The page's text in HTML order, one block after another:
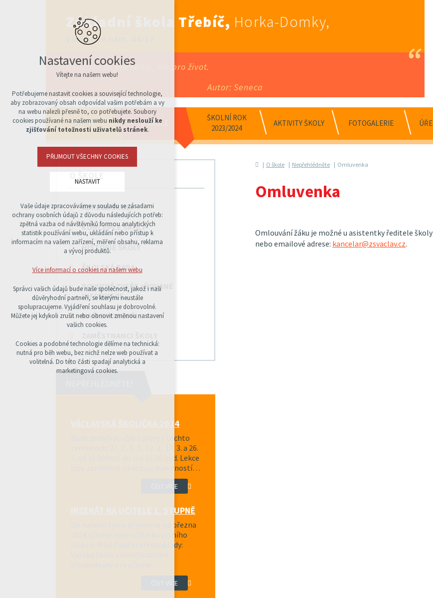
Základní škola Třebíč, Horka-Domky,
Václavské nám. 44/12
Neučíme se pro školu, ale pro život.
Autor: Seneca
ÚVOD O ŠKOLE
ŠKOLNÍ ROK
2023/2024
AKTIVITY ŠKOLY FOTOGALERIE
Nastavení cookies
Vítejte na našem webu!
Potřebujeme nastavit cookies a související technologie,
aby zobrazovaný obsah odpovídal vašim potřebám a vy
na webu nalezli přesně to, co potřebujete. Soubory
cookies používané na našem webu nikdy neslouží ke
zjišťování totožnosti uživatelů stránek.
PŘIJMOUT VŠECHNY COOKIES
NASTAVIT
Technická cookies
nutná pro provozování webu
udržení kontextu stránek (session): případná
přihlášení, volby jazyka, apod.
analytická pro anonymizované vyhodnocení
návštěvnosti
marketingová cookies (Google)
Více informací o cookies na našem webu
ODMÍTNOUT VŠE
Vaše údaje zpracováváme v souladu se zásadami
ochrany osobních údajů z důvodu následujících potřeb:
zpětná vazba od návštěvníků formou analytických
statistik používání webu, ukládání nebo přístup k
informacím na vašem zařízení, měření obsahu, reklama
a vývoj produktů.
Více informací o cookies na našem webu
Správci vašich údajů bude naše společnost, jakož i naši
důvěryhodní partneři, se kterými neustále
spolupracujeme. Vyjádření souhlasu je dobrovolné.
Můžete jej kdykoli zrušit nebo obnovit změnou nastavení
vašich cookies.
Cookies a podobné technologie dělíme na technická:
nutná pro běh webu, bez nichž nelze web používat a
volitelná. Do této části spadají analytická a
marketingová cookies.
O škole Nepřehlédněte Omluvenka
Omluvenka
Omlouvání žáku je možné u asistentky ředitele
nebo emailové adrese: kancelar@zsvaclav.cz.
O ŠKOLE
ADRESA ŠKOLY
KONCEPCE ŠKOLY
HISTORIE ŠKOLY
ŠKOLSKÁ RADA
POVINNĚ ZVEŘEJŇOVANÉ
INFORMACE
NAŠI SPONZOŘI
VÁCLAVSKÁ ŠKOLIČKA 2024
Bude probíhat vždy v úterý v těchto
termínech: 27. 2., 5. 3., 12. 3., 19. 3. a 26.
3. od 16:00 hod. do cca 16:50 hod. Lekce
jsou zaměřeny na rozvoj dovedností…
ČÍST VÍCE
INZERÁT NA UČITELE 1. STUPNĚ
Do našeho týmu přijmeme od března
2024 učitele nebo učitelku prvního
stupně. Kvalifikační předpoklady:
ČÍST VÍCE